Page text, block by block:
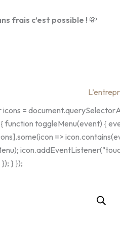
frais c’est possible ! 💸
=
toggleMenu(event) {
=>
} });